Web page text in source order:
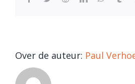
Over de auteur: Paul